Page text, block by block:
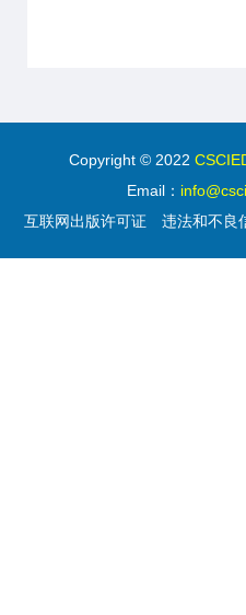
Copyright © 2022
Email：
互联网出版许可证
违法和不良